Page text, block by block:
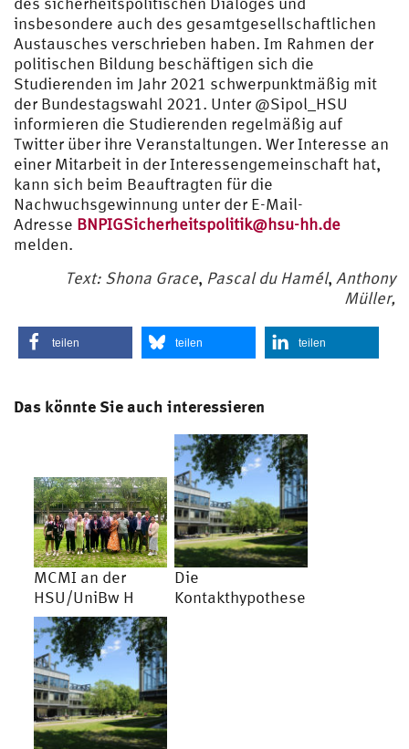
insbesondere auch des gesamtgesellschaftlichen
Austausches verschrieben haben. Im Rahmen der
politischen Bildung beschäftigen sich die
Studierenden im Jahr 2021 schwerpunktmäßig mit
der Bundestagswahl 2021. Unter @Sipol_HSU
informieren die Studierenden regelmäßig auf
Twitter über ihre Veranstaltungen. Wer Interesse an
einer Mitarbeit in der Interessengemeinschaft hat,
kann sich beim Beauftragten für die
Nachwuchsgewinnung unter der E-Mail-
Adresse BNPIGSicherheitspolitik@hsu-hh.de
melden.
Text: Shona Grace, Pascal du Hamél, Anthony
Müller,
teilen teilen teilen
Das könnte Sie auch interessieren
MCMI an der
HSU/UniBw H
Die
Kontakthypothese